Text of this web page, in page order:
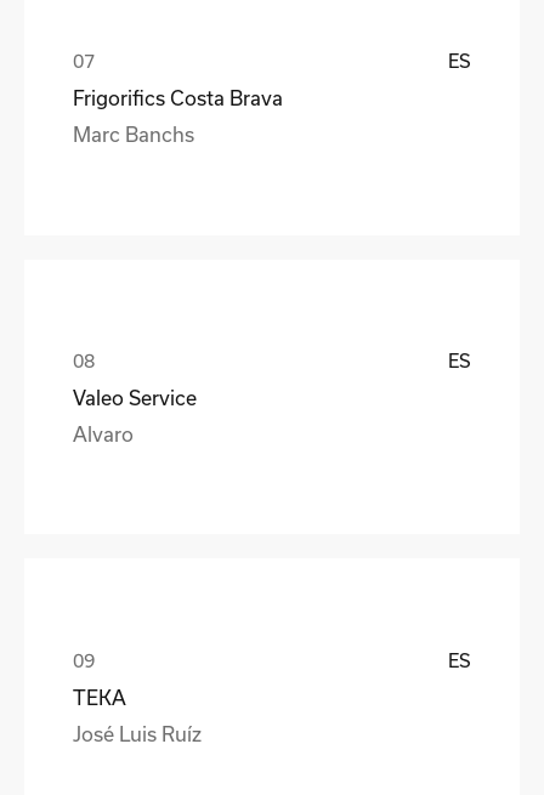
ES
Frigorifics Costa Brava
Marc Banchs
ES
Valeo Service
Alvaro
ES
TEKA
José Luis Ruíz